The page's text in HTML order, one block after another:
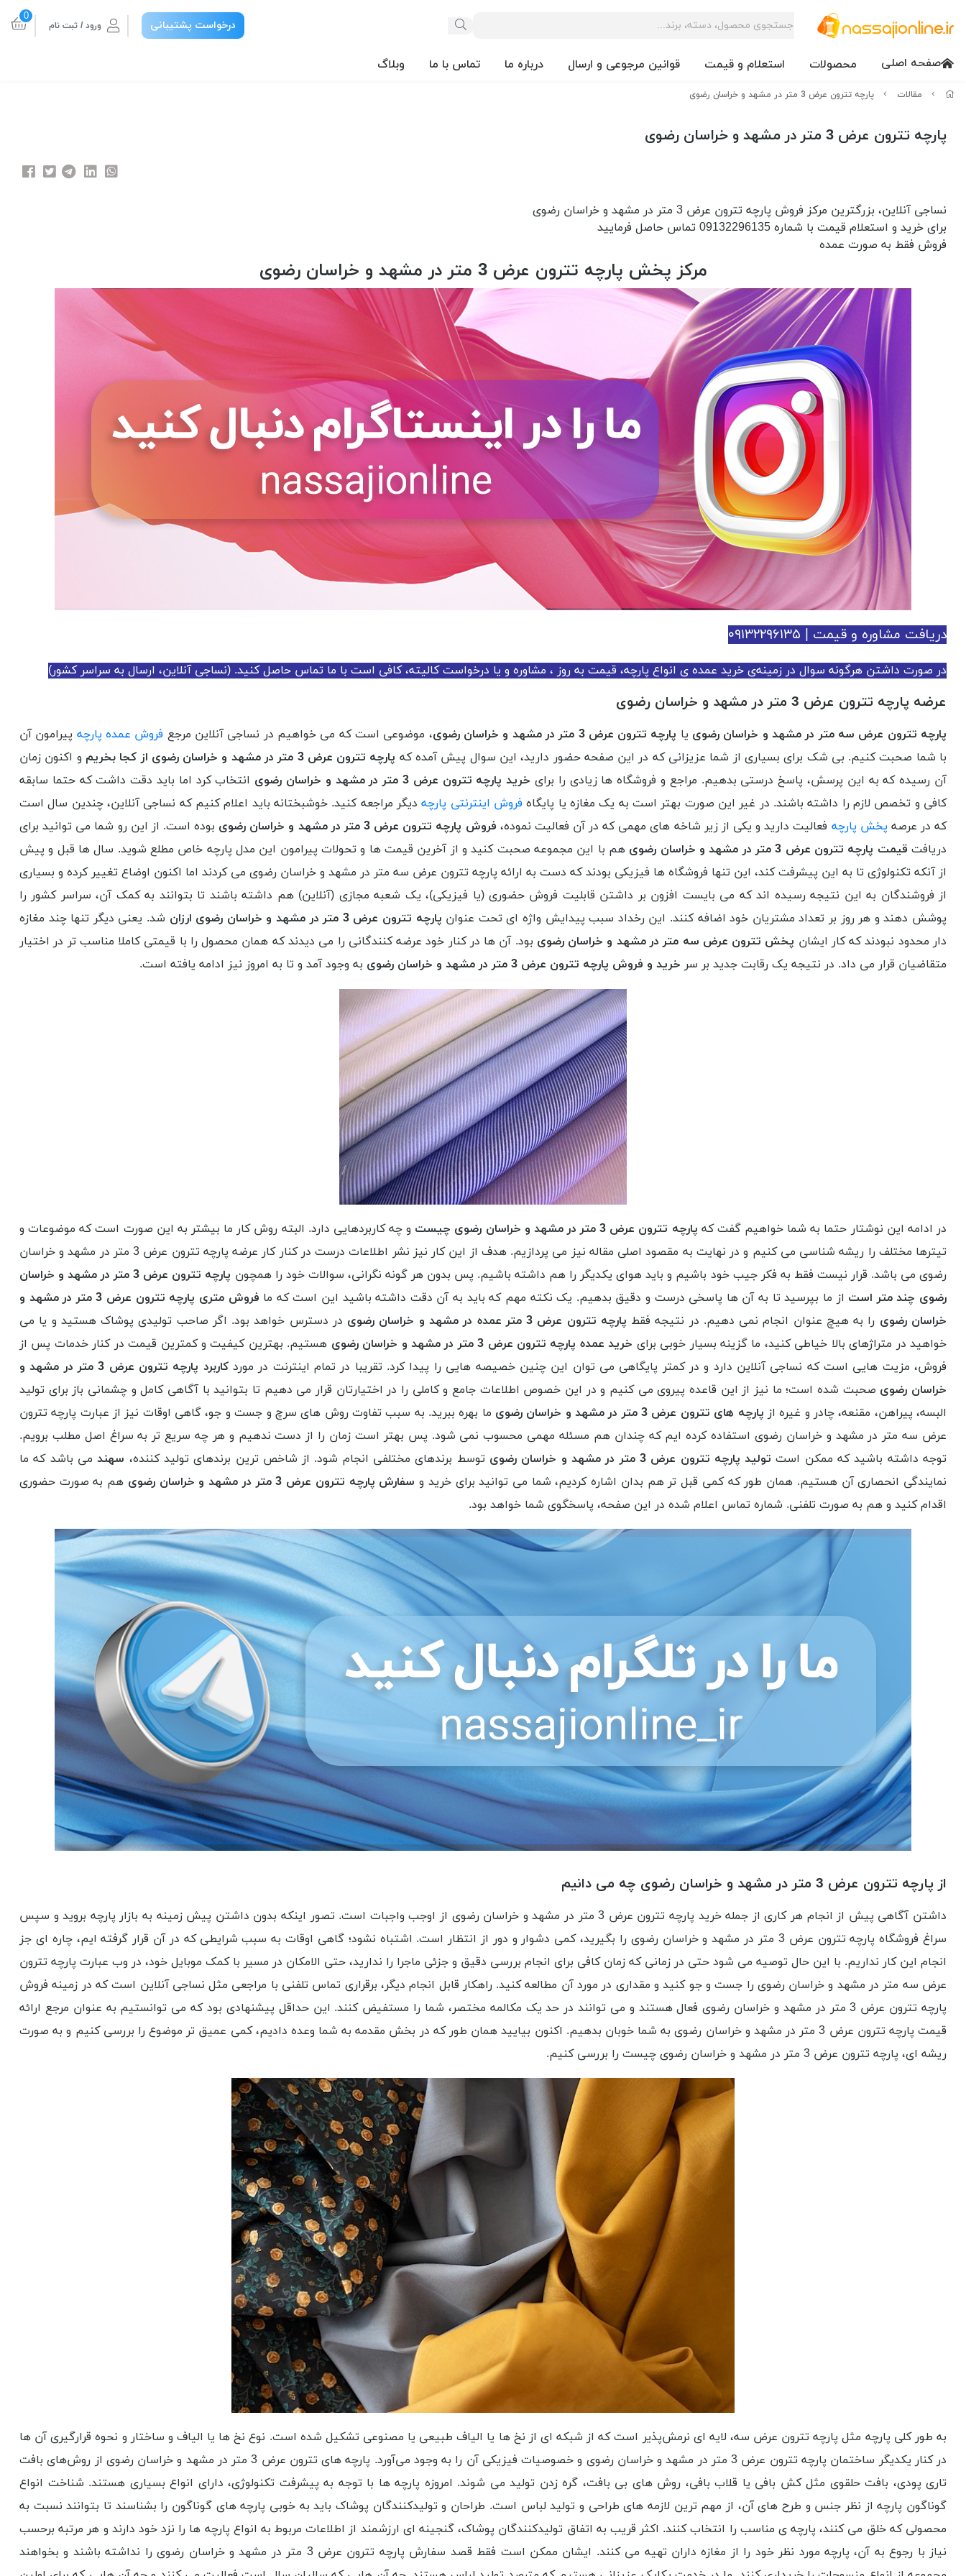
درخواست پشتیبانی ورود / ثبت نام
0
صفحه اصلی محصولات استعلام و قیمت قوانین مرجوعی و ارسال درباره ما تماس با ما وبلاگ
مقالات پارچه تترون عرض 3 متر در مشهد و خراسان رضوی
پارچه تترون عرض 3 متر در مشهد و خراسان رضوی
نساجی آنلاین، بزرگترین مرکز فروش پارچه تترون عرض 3 متر در مشهد و خراسان رضوی
برای خرید و استعلام قیمت با شماره 09132296135 تماس حاصل فرمایید
فروش فقط به صورت عمده
مرکز پخش پارچه تترون عرض 3 متر در مشهد و خراسان رضوی
دریافت مشاوره و قیمت | ۰۹۱۳۲۲۹۶۱۳۵
در صورت داشتن هرگونه سوال در زمینه‌ی خرید عمده ی انواع پارچه، قیمت به روز ، مشاوره و یا درخواست کالیته، کافی است با ما تماس حاصل کنید. (نساجی آنلاین، ارسال به سراسر کشور)
عرضه پارچه تترون عرض 3 متر در مشهد و خراسان رضوی
پارچه تترون عرض سه متر در مشهد و خراسان رضوی یا پارچه تترون عرض 3 متر در مشهد و خراسان رضوی ، موضوعی است که می خواهیم در نساجی آنلاین مرجع فروش عمده پارچه پیرامون آن
با شما صحبت کنیم. بی شک برای بسیاری از شما عزیزانی که در این صفحه حضور دارید، این سوال پیش آمده که پارچه تترون عرض 3 متر در مشهد و خراسان رضوی از کجا بخریم
و اکنون زمان
آن رسیده که به این پرسش، پاسخ درستی بدهیم. مراجع و فروشگاه ها زیادی را برای خرید پارچه تترون عرض 3 متر در مشهد و خراسان رضوی
انتخاب کرد اما باید دقت داشت که حتما سابقه
کافی و تخصص لازم را داشته باشند. در غیر این صورت بهتر است به یک مغازه یا پایگاه فروش اینترنتی پارچهدیگر مراجعه کنید. خوشبختانه باید اعلام کنیم که نساجی آنلاین، چندین سال است
که در عرصه پخش پارچه فعالیت دارید و یکی از زیر شاخه های مهمی که در آن فعالیت نموده، فروش پارچه تترون عرض 3 متر در مشهد و خراسان رضوی
بوده است. از این رو شما می توانید برای
دریافت قیمت پارچه تترون عرض 3 متر در مشهد و خراسان رضوی
هم با این مجموعه صحبت کنید و از آخرین قیمت ها و تحولات پیرامون این مدل پارچه خاص مطلع شوید. سال ها قبل و پیش
از آنکه تکنولوژی تا به این پیشرفت کند، این تنها فروشگاه ها فیزیکی بودند که دست به ارائه پارچه تترون عرض سه متر در مشهد و خراسان رضوی می کردند اما اکنون اوضاع تغییر کرده و بسیاری
از فروشندگان به این نتیجه رسیده اند که می بایست افزون بر داشتن قابلیت فروش حضوری (یا فیزیکی)، یک شعبه مجازی (آنلاین) هم داشته باشند تا بتوانند به کمک آن، سراسر کشور را
پوشش دهند و هر روز بر تعداد مشتریان خود اضافه کنند. این رخداد سبب پیدایش واژه ای تحت عنوان پارچه تترون عرض 3 متر در مشهد و خراسان رضوی ارزان
شد. یعنی دیگر تنها چند مغازه
دار محدود نبودند که کار ایشان پخش تترون عرض سه متر در مشهد و خراسان رضوی بود. آن ها در کنار خود عرضه کنندگانی را می دیدند که همان محصول را با قیمتی کاملا مناسب تر در اختیار
متقاضیان قرار می داد. در نتیجه یک رقابت جدید بر سر خرید و فروش پارچه تترون عرض 3 متر در مشهد و خراسان رضوی به وجود آمد و تا به امروز نیز ادامه یافته است.
در ادامه این نوشتار حتما به شما خواهیم گفت که پارچه تترون عرض 3 متر در مشهد و خراسان رضوی چیست
و چه کاربردهایی دارد. البته روش کار ما بیشتر به این صورت است که موضوعات و
تیترها مختلف را ریشه شناسی می کنیم و در نهایت به مقصود اصلی مقاله نیز می پردازیم. هدف از این کار نیز نشر اطلاعات درست در کنار کار عرضه پارچه تترون عرض 3 متر در مشهد و خراسان
رضوی می باشد. قرار نیست فقط به فکر جیب خود باشیم و باید هوای یکدیگر را هم داشته باشیم. پس بدون هر گونه نگرانی، سوالات خود را همچون
پارچه تترون عرض 3 متر در مشهد و خراسان
رضوی چند متر است از ما بپرسید تا به آن ها پاسخی درست و دقیق بدهیم. یک نکته مهم که باید به آن دقت داشته باشید این است که ما
فروش متری پارچه تترون عرض 3 متر در مشهد و
خراسان رضوی را به هیچ عنوان انجام نمی دهیم. در نتیجه فقط پارچه تترون عرض 3 متر عمده در مشهد و خراسان رضوی
در دسترس خواهد بود. اگر صاحب تولیدی پوشاک هستید و یا می
خواهید در متراژهای بالا خیاطی کنید، ما گزینه بسیار خوبی برای خرید عمده پارچه تترون عرض 3 متر در مشهد و خراسان رضوی
هستیم. بهترین کیفیت و کمترین قیمت در کنار خدمات پس از
فروش، مزیت هایی است که نساجی آنلاین دارد و در کمتر پایگاهی می توان این چنین خصیصه هایی را پیدا کرد. تقریبا در تمام اینترنت در مورد
کاربرد پارچه تترون عرض 3 متر در مشهد و
خراسان رضوی صحبت شده است؛ ما نیز از این قاعده پیروی می کنیم و در این خصوص اطلاعات جامع و کاملی را در اختیارتان قرار می دهیم تا بتوانید با آگاهی کامل و چشمانی باز برای تولید
البسه، پیراهن، مقنعه، چادر و غیره از پارچه های تترون عرض 3 متر در مشهد و خراسان رضوی
ما بهره ببرید. به سبب تفاوت روش های سرچ و جست و جو، گاهی اوقات نیز از عبارت پارچه تترون
عرض سه متر در مشهد و خراسان رضوی استفاده کرده ایم که چندان هم مسئله مهمی محسوب نمی شود. پس بهتر است زمان را از دست ندهیم و هر چه سریع تر به سراغ اصل مطلب برویم.
توجه داشته باشید که ممکن است تولید پارچه تترون عرض 3 متر در مشهد و خراسان رضوی توسط برندهای مختلفی انجام شود. از شاخص ترین برندهای تولید کننده، سهندمی باشد که ما
نمایندگی انحصاری آن هستیم. همان طور که کمی قبل تر هم بدان اشاره کردیم، شما می توانید برای خرید و سفارش پارچه تترون عرض 3 متر در مشهد و خراسان رضوی
هم به صورت حضوری
اقدام کنید و هم به صورت تلفنی. شماره تماس اعلام شده در این صفحه، پاسخگوی شما خواهد بود.
از پارچه تترون عرض 3 متر در مشهد و خراسان رضوی چه می دانیم
داشتن آگاهی پیش از انجام هر کاری از جمله خرید پارچه تترون عرض 3 متر در مشهد و خراسان رضوی از اوجب واجبات است. تصور اینکه بدون داشتن پیش زمینه به بازار پارچه بروید و سپس
سراغ فروشگاه پارچه تترون عرض 3 متر در مشهد و خراسان رضوی را بگیرید، کمی دشوار و دور از انتظار است. اشتباه نشود؛ گاهی اوقات به سبب شرایطی که در آن قرار گرفته ایم، چاره ای جز
انجام این کار نداریم. با این حال توصیه می شود حتی در زمانی که زمان کافی برای انجام بررسی دقیق و جزئی ماجرا را ندارید، حتی الامکان در مسیر با کمک موبایل خود، در وب عبارت پارچه تترون
عرض سه متر در مشهد و خراسان رضوی را جست و جو کنید و مقداری در مورد آن مطالعه کنید. راهکار قابل انجام دیگر، برقراری تماس تلفنی با مراجعی مثل نساجی آنلاین است که در زمینه فروش
پارچه تترون عرض 3 متر در مشهد و خراسان رضوی فعال هستند و می توانند در حد یک مکالمه مختصر، شما را مستفیض کنند. این حداقل پیشنهادی بود که می توانستیم به عنوان مرجع ارائه
قیمت پارچه تترون عرض 3 متر در مشهد و خراسان رضوی به شما خوبان بدهیم. اکنون بیایید همان طور که در بخش مقدمه به شما وعده دادیم، کمی عمیق تر موضوع را بررسی کنیم و به صورت
ریشه ای، پارچه تترون عرض 3 متر در مشهد و خراسان رضوی چیست را بررسی کنیم.
به طور کلی پارچه مثل پارچه تترون عرض سه، لایه ‌ای نرمش‌پذیر است که از شبکه ‌ای از نخ‌ ها یا الیاف طبیعی یا مصنوعی تشکیل شده ‌است. نوع نخ ‌ها یا الیاف و ساختار و نحوه قرارگیری آن‌ ها
در کنار یکدیگر ساختمان پارچه تترون عرض 3 متر در مشهد و خراسان رضوی و خصوصیات فیزیکی آن را به‌ وجود می‌آورد. پارچه های تترون عرض 3 متر در مشهد و خراسان رضوی از روش‌های بافت
تاری پودی، بافت حلقوی مثل کش ‌بافی یا قلاب بافی، روش های بی بافت، گره زدن تولید می‌ شوند. امروزه پارچه ‌ها با توجه به پیشرفت تکنولوژی، دارای انواع بسیاری هستند. شناخت انواع
گوناگون پارچه از نظر جنس و طرح های آن، از مهم‌ ترین لازمه ‌های طراحی و تولید لباس است. طراحان و تولیدکنندگان پوشاک باید به خوبی پارچه های گوناگون را بشناسند تا بتوانند نسبت به
محصولی که خلق می ‌کنند، پارچه ‌ی مناسب را انتخاب کنند. اکثر قریب به اتفاق تولیدکنندگان پوشاک، گنجینه ای ارزشمند از اطلاعات مربوط به انواع پارچه ها را نزد خود دارند و هر مرتبه برحسب
نیاز با رجوع به آن، پارچه مورد نظر خود را از مغازه داران تهیه می کنند. ایشان ممکن است فقط قصد سفارش پارچه تترون عرض 3 متر در مشهد و خراسان رضوی را نداشته باشند و بخواهند